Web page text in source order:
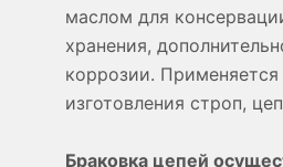
маслом для
хранения,
коррозии. Применяется
изготовления строп,
Браковка цепей